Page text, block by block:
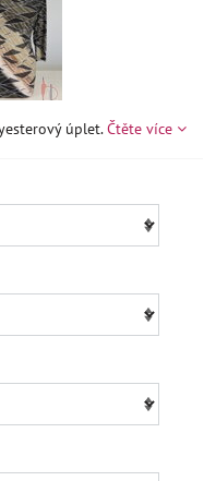
úplet.Čtěte více